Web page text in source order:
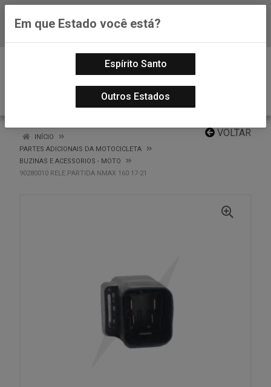
Baixe já nosso APP
VOLTAR
INÍCIO
PARTES ADICIONAIS DA MOTOCICLETA
BUZINAS E ACESSORIOS - MOTO
90280010 RELE.PARTIDA NMAX 160 17-21
Em que Estado você está?
Espírito Santo
Outros Estados